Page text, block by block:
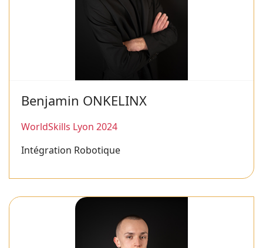
Benjamin ONKELINX
WorldSkills Lyon 2024
Intégration Robotique